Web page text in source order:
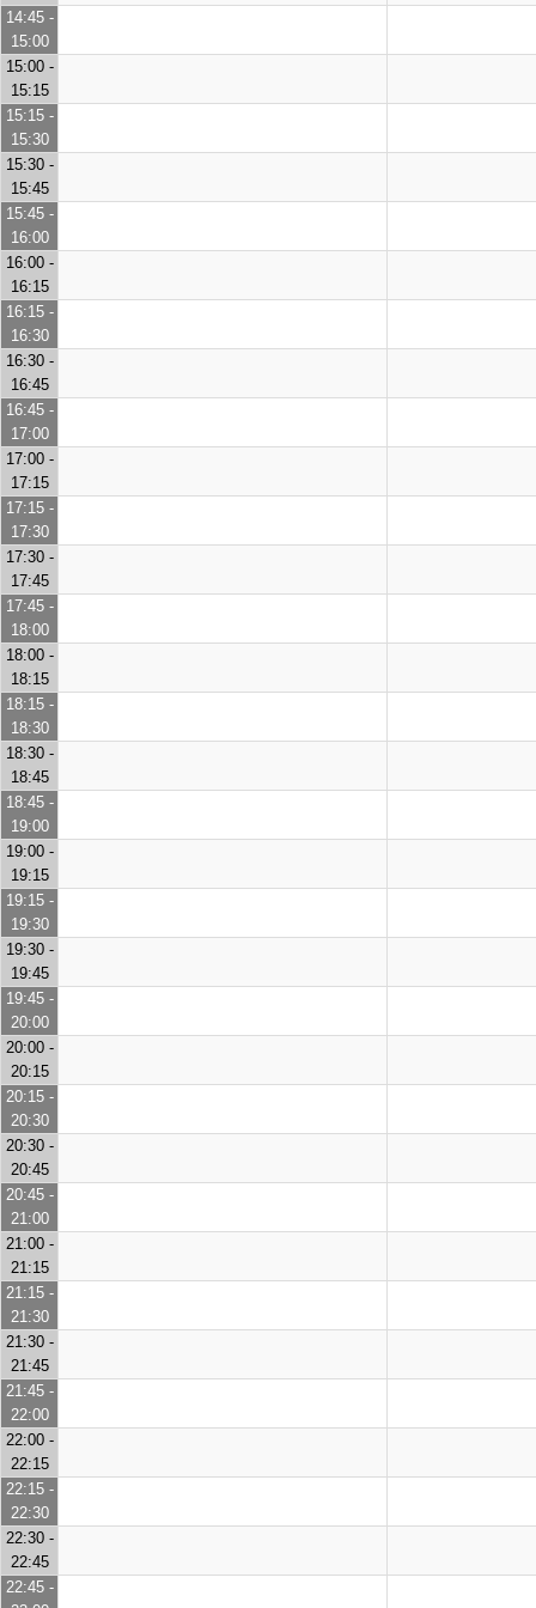
14:45 -
15:00
15:00 -
15:15
15:15 -
15:30
15:30 -
15:45
15:45 -
16:00
16:00 -
16:15
16:15 -
16:30
16:30 -
16:45
16:45 -
17:00
17:00 -
17:15
17:15 -
17:30
17:30 -
17:45
17:45 -
18:00
18:00 -
18:15
18:15 -
18:30
18:30 -
18:45
18:45 -
19:00
19:00 -
19:15
19:15 -
19:30
19:30 -
19:45
19:45 -
20:00
20:00 -
20:15
20:15 -
20:30
20:30 -
20:45
20:45 -
21:00
21:00 -
21:15
21:15 -
21:30
21:30 -
21:45
21:45 -
22:00
22:00 -
22:15
22:15 -
22:30
22:30 -
22:45
22:45 -